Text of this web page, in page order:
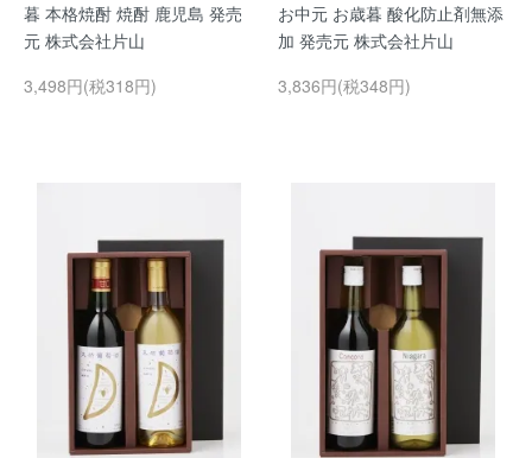
暮 本格焼酎 焼酎 鹿児島 発売
元 株式会社片山
3,498円(税318円)
お中元 お歳暮 酸化防止剤無添
加 発売元 株式会社片山
3,836円(税348円)